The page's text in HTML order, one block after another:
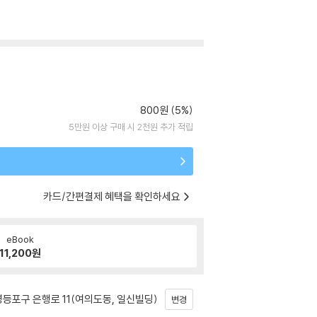
800원 (5%)
5만원 이상 구매 시 2천원 추가 적립
카드/간편결제 혜택을 확인하세요
eBook
11,200원
포구 은행로 11(여의도동, 일신빌딩) 변경